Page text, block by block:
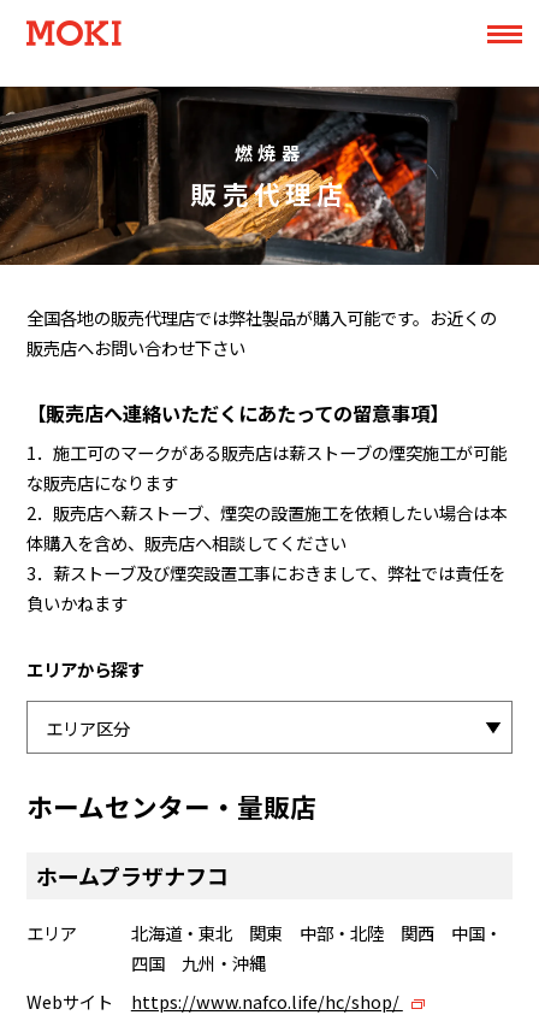
燃焼器
販売代理店
全国各地の販売代理店では弊社製品が購入可能です。お近くの
販売店へお問い合わせ下さい
【販売店へ連絡いただくにあたっての留意事項】
1．施工可のマークがある販売店は薪ストーブの煙突施工が可能
な販売店になります
2．販売店へ薪ストーブ、煙突の設置施工を依頼したい場合は本
体購入を含め、販売店へ相談してください
3．薪ストーブ及び煙突設置工事におきまして、弊社では責任を
負いかねます
エリアから探す
ホームセンター・量販店
ホームプラザナフコ
エリア
北海道・東北 関東 中部・北陸 関西 中国・
四国 九州・沖縄
Webサイト
https://www.nafco.life/hc/shop/